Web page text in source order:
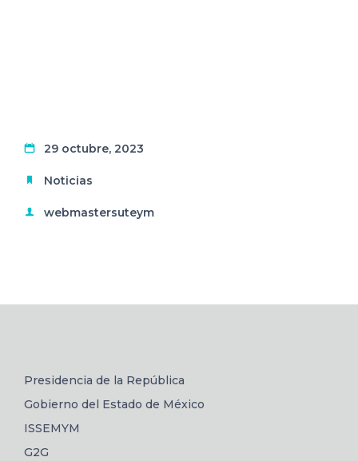
29 octubre, 2023
Noticias
webmastersuteym
Presidencia de la República
Gobierno del Estado de México
ISSEMYM
G2G